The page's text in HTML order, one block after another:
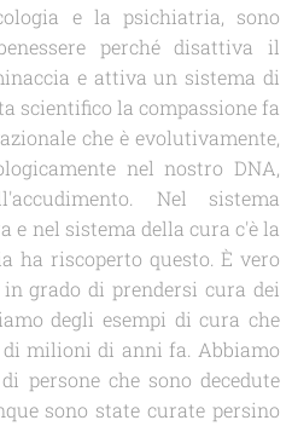
e la psichiatria, sono
perché disattiva il
e attiva un sistema di
scientifico la compassione fa
che è evolutivamente,
nel nostro DNA,
Nel sistema
e nel sistema della cura c'è la
ha riscoperto questo. È vero
grado di prendersi cura dei
degli esempi di cura che
milioni di anni fa. Abbiamo
persone che sono decedute
sono state curate persino